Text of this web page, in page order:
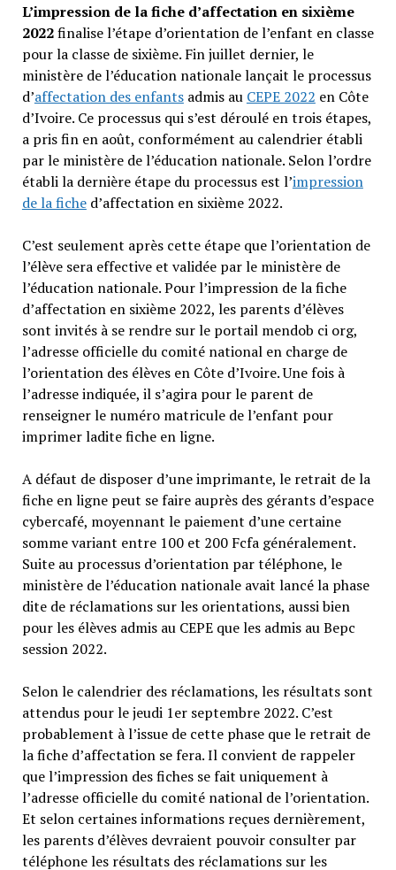
L’impression de la fiche d’affectation en sixième
2022finalise l’étape d’orientation de l’enfant en classe
pour la classe de sixième. Fin juillet dernier, le
ministère de l’éducation nationale lançait le processus
d’affectation des enfantsadmis au CEPE 2022 en Côte
d’Ivoire. Ce processus qui s’est déroulé en trois étapes,
a pris fin en août, conformément au calendrier établi
par le ministère de l’éducation nationale. Selon l’ordre
établi la dernière étape du processus est l’impression
de la fiched’affectation en sixième 2022.
C’est seulement après cette étape que l’orientation de
l’élève sera effective et validée par le ministère de
l’éducation nationale. Pour l’impression de la fiche
d’affectation en sixième 2022, les parents d’élèves
sont invités à se rendre sur le portail mendob ci org,
l’adresse officielle du comité national en charge de
l’orientation des élèves en Côte d’Ivoire. Une fois à
l’adresse indiquée, il s’agira pour le parent de
renseigner le numéro matricule de l’enfant pour
imprimer ladite fiche en ligne.
A défaut de disposer d’une imprimante, le retrait de la
fiche en ligne peut se faire auprès des gérants d’espace
cybercafé, moyennant le paiement d’une certaine
somme variant entre 100 et 200 Fcfa généralement.
Suite au processus d’orientation par téléphone, le
ministère de l’éducation nationale avait lancé la phase
dite de réclamations sur les orientations, aussi bien
pour les élèves admis au CEPE que les admis au Bepc
session 2022.
Selon le calendrier des réclamations, les résultats sont
attendus pour le jeudi 1er septembre 2022. C’est
probablement à l’issue de cette phase que le retrait de
la fiche d’affectation se fera. Il convient de rappeler
que l’impression des fiches se fait uniquement à
l’adresse officielle du comité national de l’orientation.
Et selon certaines informations reçues dernièrement,
les parents d’élèves devraient pouvoir consulter par
téléphone les résultats des réclamations sur les